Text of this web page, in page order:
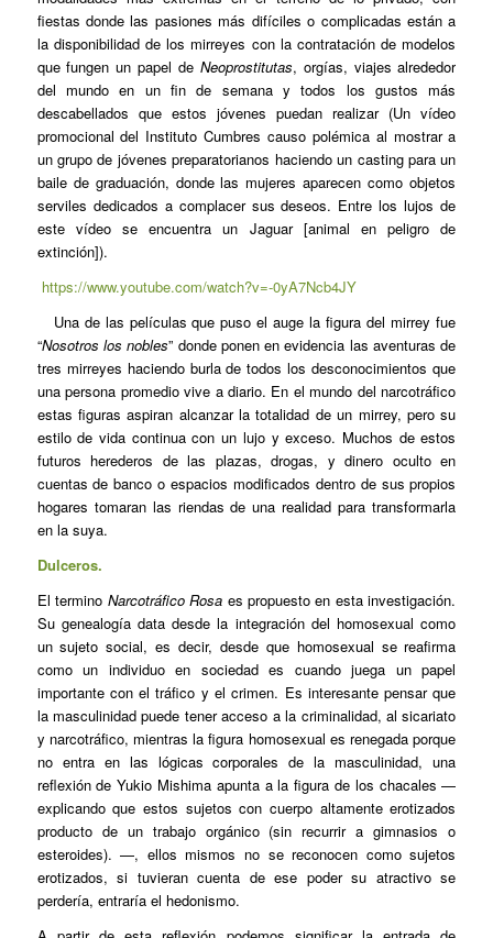
fiestas donde las pasiones más difíciles o complicadas están a
la disponibilidad de los mirreyes con la contratación de modelos
que fungen un papel de Neoprostitutas, orgías, viajes alrededor
del mundo en un fin de semana y todos los gustos más
descabellados que estos jóvenes puedan realizar (Un vídeo
promocional del Instituto Cumbres causo polémica al mostrar a
un grupo de jóvenes preparatorianos haciendo un casting para un
baile de graduación, donde las mujeres aparecen como objetos
serviles dedicados a complacer sus deseos. Entre los lujos de
este vídeo se encuentra un Jaguar [animal en peligro de
extinción]).
https://www.youtube.com/watch?v=-0yA7Ncb4JY
Una de las películas que puso el auge la figura del mirrey fue
“Nosotros los nobles” donde ponen en evidencia las aventuras de
tres mirreyes haciendo burla de todos los desconocimientos que
una persona promedio vive a diario. En el mundo del narcotráfico
estas figuras aspiran alcanzar la totalidad de un mirrey, pero su
estilo de vida continua con un lujo y exceso. Muchos de estos
futuros herederos de las plazas, drogas, y dinero oculto en
cuentas de banco o espacios modificados dentro de sus propios
hogares tomaran las riendas de una realidad para transformarla
en la suya.
Dulceros.
El termino Narcotráfico Rosa es propuesto en esta investigación.
Su genealogía data desde la integración del homosexual como
un sujeto social, es decir, desde que homosexual se reafirma
como un individuo en sociedad es cuando juega un papel
importante con el tráfico y el crimen. Es interesante pensar que
la masculinidad puede tener acceso a la criminalidad, al sicariato
y narcotráfico, mientras la figura homosexual es renegada porque
no entra en las lógicas corporales de la masculinidad, una
reflexión de Yukio Mishima apunta a la figura de los chacales —
explicando que estos sujetos con cuerpo altamente erotizados
producto de un trabajo orgánico (sin recurrir a gimnasios o
esteroides). —, ellos mismos no se reconocen como sujetos
erotizados, si tuvieran cuenta de ese poder su atractivo se
perdería, entraría el hedonismo.